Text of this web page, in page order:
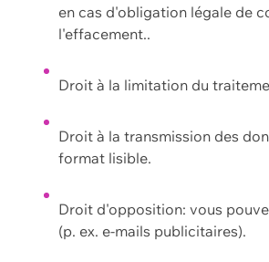
en cas d'obligation légale de
l'effacement..
Droit à la limitation du
Droit à la transmission des
format lisible.
Droit d'opposition: vous
(p. ex. e-mails publicitaires).